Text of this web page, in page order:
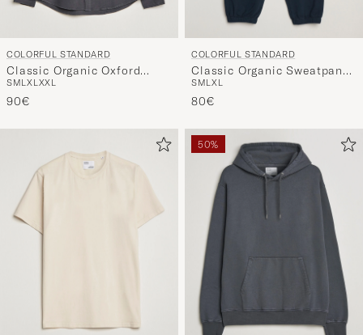
COLORFUL STANDARD
Classic Organic Oxford
Button Down Shirt Lava
Grey
SMLXLXXL
90€
COLORFUL STANDARD
Classic Organic Sweatpants
Navy Blue
SMLXL
80€
50%